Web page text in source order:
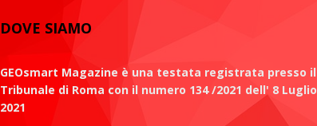
DOVE SIAMO
GEOsmart Magazine è una testata registrata presso il
Tribunale di Roma con il numero 134 /2021 dell' 8 Luglio
2021